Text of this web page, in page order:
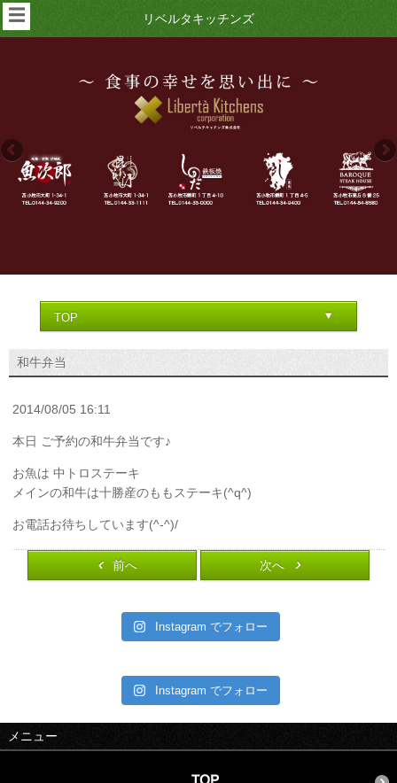
リベルタキッチンズ
☰
和牛弁当
2014/08/05 16:11
本日 ご予約の和牛弁当です♪
お魚は 中トロステーキ
メインの和牛は十勝産のももステーキ(^q^)
お電話お待ちしています(^-^)/
前へ 次へ
Instagram でフォロー
Instagram でフォロー
メニュー